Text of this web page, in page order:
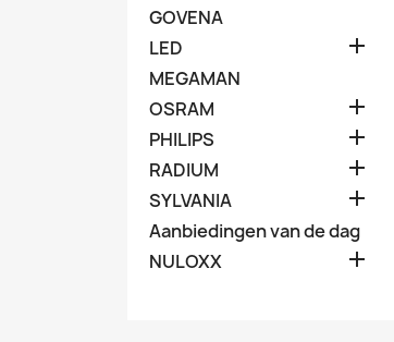
GOVENA
LED

MEGAMAN
OSRAM

PHILIPS 
RADIUM 
SYLVANIA 
Aanbiedingen van de dag
NULOXX
